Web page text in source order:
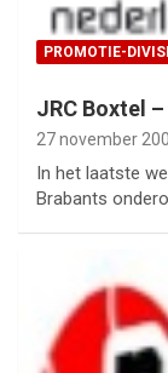
PROMOTIE-
JRC Boxtel
27 november
In het laatste
Brabants